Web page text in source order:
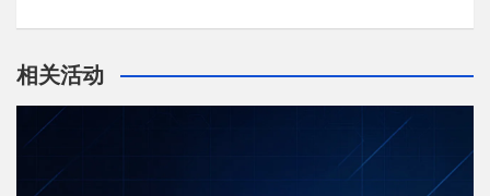
相关活动